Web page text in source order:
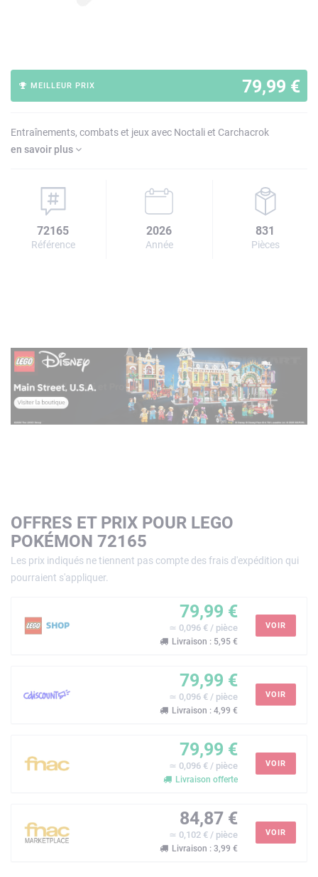
79,99 €
MEILLEUR PRIX
Entraînements, combats et jeux avec Noctali et Carchacrok
en savoir plus
72165
Référence
2026
Année
831
Pièces
OFFRES ET PRIX POUR LEGO
POKÉMON 72165
Les prix indiqués ne tiennent pas compte des frais d'expédition qui
pourraient s'appliquer.
79,99 €
≃ 0,096 € / pièce
Livraison : 5,95 €
VOIR
79,99 €
≃ 0,096 € / pièce
Livraison : 4,99 €
VOIR
79,99 €
≃ 0,096 € / pièce
Livraison offerte
VOIR
84,87 €
≃ 0,102 € / pièce
Livraison : 3,99 €
VOIR